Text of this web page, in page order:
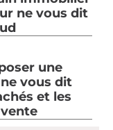
ne vous dit
une
vous dit
et les